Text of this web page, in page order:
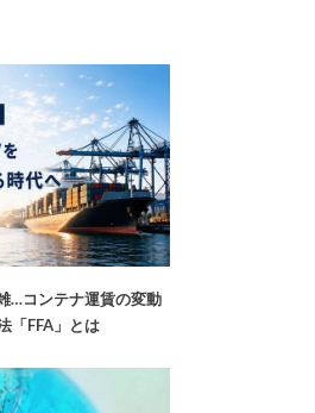
…コンテナ運賃の変動
「FFA」とは